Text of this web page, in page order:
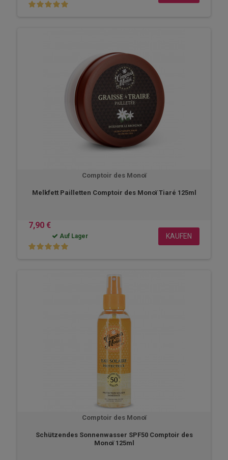
Comptoir des Monoï
Melkfett Pailletten Comptoir des Monoï Tiaré 125ml
7,90 €
Auf Lager KAUFEN
Comptoir des Monoï
Schützendes Sonnenwasser SPF50 Comptoir des
Monoï 125ml